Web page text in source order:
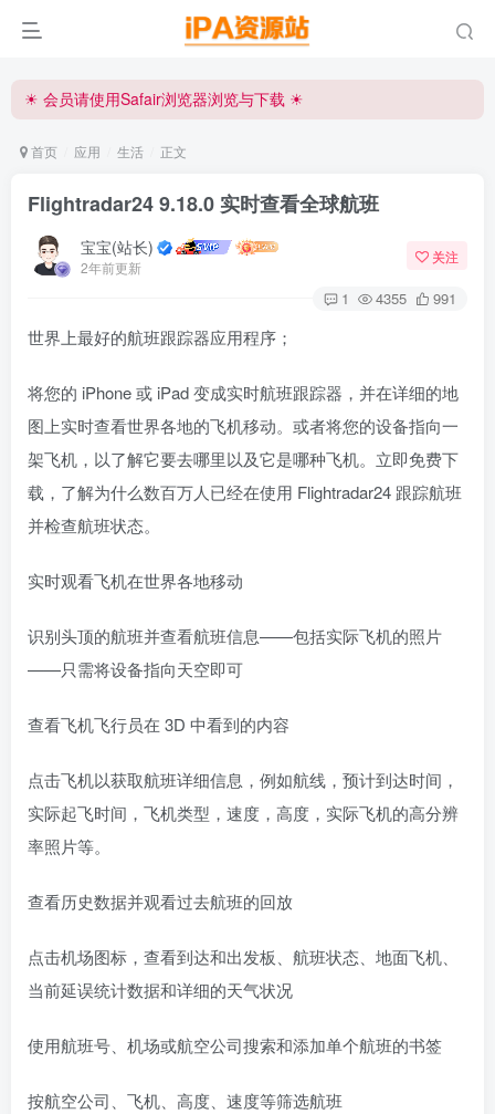
☀ 会员请使用Safair浏览器浏览与下载 ☀
☀ 会员请使用Safair浏览器浏览与下载 ☀
首页 应用 生活 正文
Flightradar24 9.18.0 实时查看全球航班
宝宝(站长)
2年前更新
关注
1 4355 991
世界上最好的航班跟踪器应用程序；
将您的 iPhone 或 iPad 变成实时航班跟踪器，并在详细的地
图上实时查看世界各地的飞机移动。或者将您的设备指向一
架飞机，以了解它要去哪里以及它是哪种飞机。立即免费下
载，了解为什么数百万人已经在使用 Flightradar24 跟踪航班
并检查航班状态。
实时观看飞机在世界各地移动
识别头顶的航班并查看航班信息——包括实际飞机的照片
——只需将设备指向天空即可
查看飞机飞行员在 3D 中看到的内容
点击飞机以获取航班详细信息，例如航线，预计到达时间，
实际起飞时间，飞机类型，速度，高度，实际飞机的高分辨
率照片等。
查看历史数据并观看过去航班的回放
点击机场图标，查看到达和出发板、航班状态、地面飞机、
当前延误统计数据和详细的天气状况
使用航班号、机场或航空公司搜索和添加单个航班的书签
按航空公司、飞机、高度、速度等筛选航班